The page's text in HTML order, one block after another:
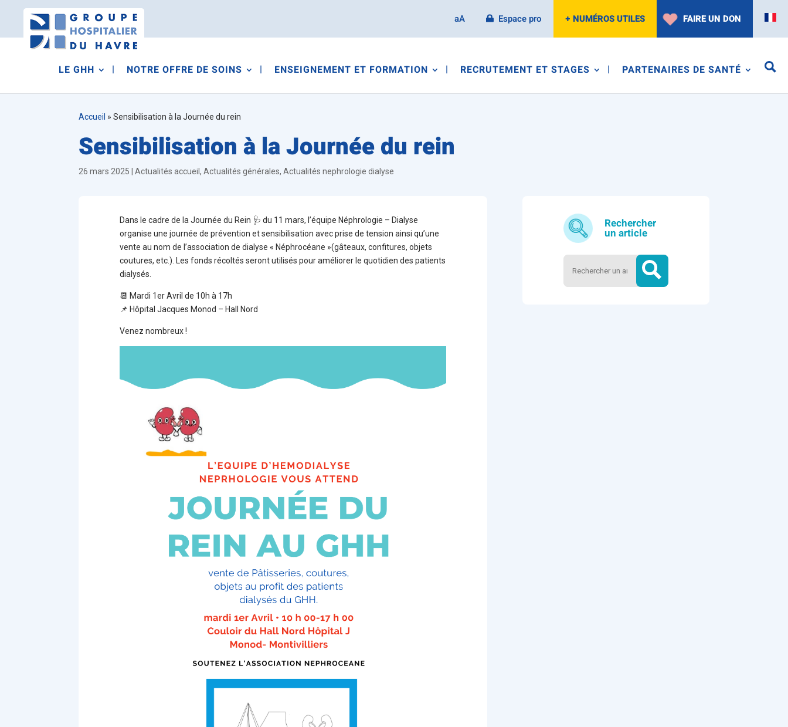
aA Espace pro + NUMÉROS UTILES FAIRE UN DON
LE GHH NOTRE OFFRE DE SOINS ENSEIGNEMENT ET FORMATION RECRUTEMENT ET STAGES PARTENAIRES DE SANTÉ
Accueil »Sensibilisation à la Journée du rein
Sensibilisation à la Journée du rein
26 mars 2025 |Actualités accueil,Actualités générales,Actualités nephrologie dialyse
Dans le cadre de la Journée du Rein 🩺 du 11 mars, l’équipe Néphrologie – Dialyse
organise une journée de prévention et sensibilisation avec prise de tension ainsi qu’une
vente au nom de l’association de dialyse « Néphrocéane »(gâteaux, confitures, objets
coutures, etc.). Les fonds récoltés seront utilisés pour améliorer le quotidien des patients
dialysés.
📆 Mardi 1er Avril de 10h à 17h
📌 Hôpital Jacques Monod – Hall Nord
Venez nombreux !
Rechercher
un article